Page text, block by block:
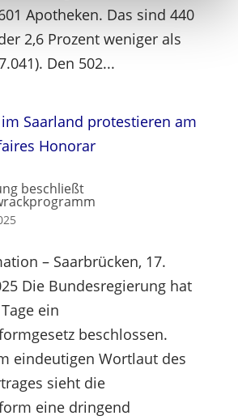
Apotheken. Das sind 440
2,6 Prozent weniger als
Den 502...
beschließt
– Saarbrücken, 17.
Die Bundesregierung hat
ein
beschlossen.
eindeutigen Wortlaut des
sieht die
eine dringend